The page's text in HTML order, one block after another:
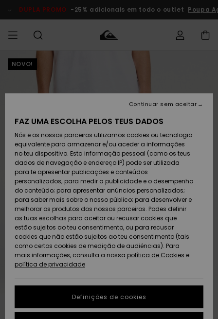
do
DUPLA PROMO -25% adicionais em todo o outlet Poupa
HOMEM
Calçado e
chinelos
Surfe/água
Snow
Artigos
recém-
chegados
Coleções
MENINO
Calçado e
chinelos
Surfe/água
Neve
Artigos
recém-
chegados
Highlights
MULHER
chegados
Highlights
Snow
SURF
Crianças
Highlights
Community
SNOW
Artigos
Criança
Snow Shop
Feminino
Highlights
Community
DUPLA
PROMO
Criança
Outlet
Mulher
AJUDA
Devoluções
Pagamento
Cartão
presente
Quiksilver
Freedom
Protecção de
dados
Guia de
tamanhos
SUSTAINABILITY
NOVO!
FAZ UMA ESCOLHA PELOS TEUS DADOS
Nós e os nossos parceiros utilizamos cookies ou tecnologia
equivalente para armazenar e/ou aceder a informações
no teu dispositivo. Esta informação pessoal (como os teus
dados de navegação e endereço IP) pode ser utilizada
para te apresentar publicações e conteúdos
personalizados; para medir a publicidade e o desempenho
do conteúdo; para apresentar anúncios personalizados;
para saber mais sobre o nosso público; para desenvolver e
melhorar os produtos dos nossos parceiros. Podes definir
as tuas escolhas para aceitar ou recusar cookies que
estão sujeitos ao teu consentimento, ou para recusar
cookies que não estão sujeitos ao teu consentimento (tais
como certos cookies de medição de audiências). Para
mais informações, consulta a nossa política de Cookies e
política de privacidade
Definições de cookies
Continuar sem aceitar